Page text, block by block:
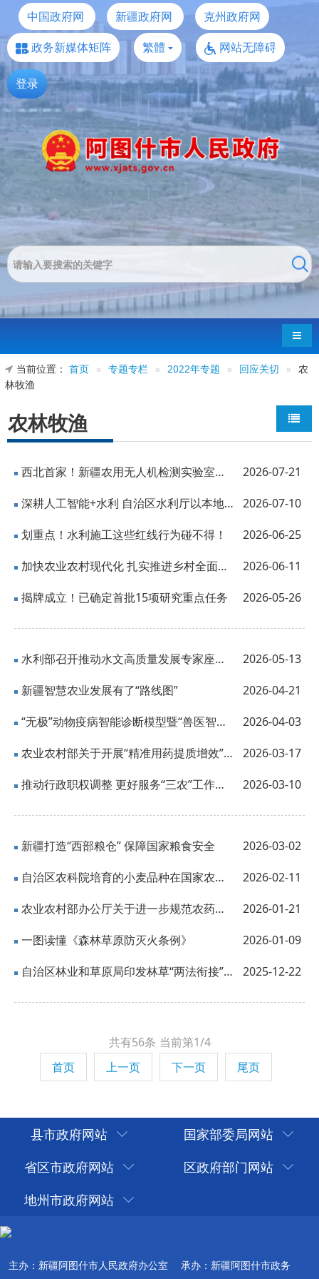
中国政府网 新疆政府网
克州政府网
政务新媒体矩阵
繁體 网站无障碍
登录
导航
当前位置： 首页 » 专题专栏 » 2022年专题 » 回应关切 »
农
林牧渔
农林牧渔
2026-07-21
西北首家！新疆农用无人机检测实验室获“国字号”资质
2026-07-10
深耕人工智能+水利 自治区水利厅以本地化大模型赋能水利全业务链条
2026-06-25
划重点！水利施工这些红线行为碰不得！
2026-06-11
加快农业农村现代化 扎实推进乡村全面振兴——农业农村部、国家发展改革委负责人就...
2026-05-26
揭牌成立！已确定首批15项研究重点任务
2026-05-13
水利部召开推动水文高质量发展专家座谈会
2026-04-21
新疆智慧农业发展有了“路线图”
2026-04-03
“无极”动物疫病智能诊断模型暨“兽医智疗VetTalk”平台发布
2026-03-17
农业农村部关于开展“精准用药提质增效”行动深入推进农药科学安全使用工作的指导...
2026-03-10
推动行政职权调整 更好服务“三农”工作——自治区农业农村系统行政职权调整政策解...
2026-03-02
新疆打造“西部粮仓” 保障国家粮食安全
2026-02-11
自治区农科院培育的小麦品种在国家农业科技重大项目成果品质鉴评会暨小麦高质量发...
2026-01-21
农业农村部办公厅关于进一步规范农药管理工作的通知
2026-01-09
一图读懂《森林草原防灭火条例》
2025-12-22
自治区林业和草原局印发林草“两法衔接”工作办法
共有56条 当前第1/4
首页
上一页 下一页 尾页
县市政府网站
国家部委局网站
省区市政府网站
区政府部门网站
地州市政府网站
主办：新疆阿图什市人民政府办公室
承办：新疆阿图什市政务